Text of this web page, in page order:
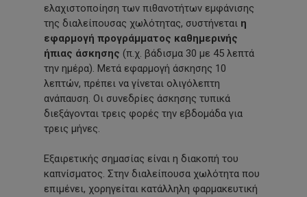
ελαχιστοποίηση των πιθανοτήτων εμφάνισης
της διαλείπουσας χωλότητας, συστήνεται η
εφαρμογή προγράμματος καθημερινής
ήπιας άσκησης (π.χ. βάδισμα 30 με 45 λεπτά
την ημέρα). Μετά εφαρμογή άσκησης 10
λεπτών, πρέπει να γίνεται ολιγόλεπτη
ανάπαυση. Οι συνεδρίες άσκησης τυπικά
διεξάγονται τρεις φορές την εβδομάδα για
τρεις μήνες.
Εξαιρετικής σημασίας είναι η διακοπή του
καπνίσματος. Στην διαλείπουσα χωλότητα που
επιμένει, χορηγείται κατάλληλη φαρμακευτική